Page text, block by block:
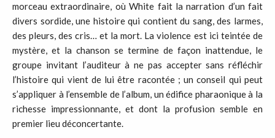
morceau extraordinaire, où White fait la narration d’un fait
divers sordide, une histoire qui contient du sang, des larmes,
des pleurs, des cris… et la mort. La violence est ici teintée de
mystère, et la chanson se termine de façon inattendue, le
groupe invitant l’auditeur à ne pas accepter sans réfléchir
l’histoire qui vient de lui être racontée ; un conseil qui peut
s’appliquer à l’ensemble de l’album, un édifice pharaonique à la
richesse impressionnante, et dont la profusion semble en
premier lieu déconcertante.